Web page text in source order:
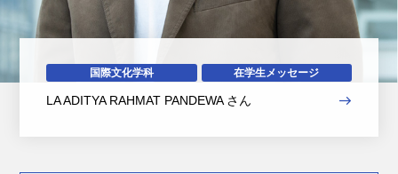
国際文化学科 在学生メッセージ
LA ADITYA RAHMAT PANDEWA さん